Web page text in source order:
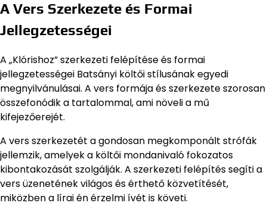
A Vers Szerkezete és Formai
Jellegzetességei
A „Klórishoz” szerkezeti felépítése és formai
jellegzetességei Batsányi költői stílusának egyedi
megnyilvánulásai. A vers formája és szerkezete szorosan
összefonódik a tartalommal, ami növeli a mű
kifejezőerejét.
A vers szerkezetét a gondosan megkomponált strófák
jellemzik, amelyek a költői mondanivaló fokozatos
kibontakozását szolgálják. A szerkezeti felépítés segíti a
vers üzenetének világos és érthető közvetítését,
miközben a lírai én érzelmi ívét is követi.